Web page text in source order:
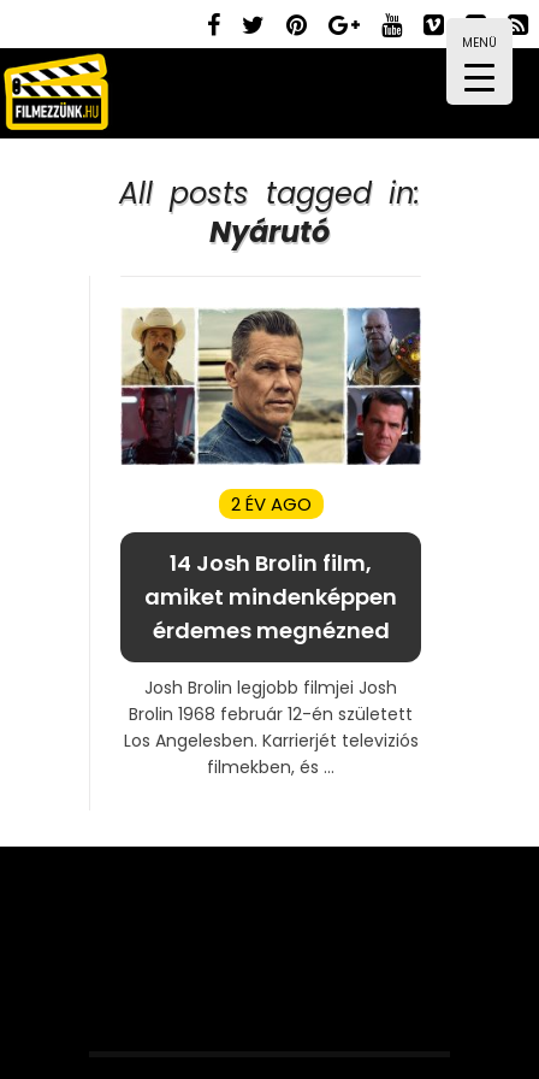
MENÜ
All posts tagged in:
Nyárutó
2 ÉV AGO
14 Josh Brolin film,
amiket mindenképpen
érdemes megnézned
Josh Brolin legjobb filmjei Josh
Brolin 1968 február 12-én született
Los Angelesben. Karrierjét televiziós
filmekben, és ...